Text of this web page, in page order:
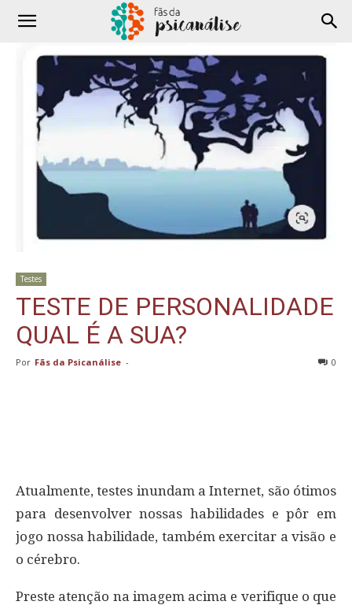
Testes
TESTE DE PERSONALIDADE
QUAL É A SUA?
Por Fãs da Psicanálise - 0
Atualmente, testes inundam a Internet, são ótimos
para desenvolver nossas habilidades e pôr em
jogo nossa habilidade, também exercitar a visão e
o cérebro.
Preste atenção na imagem acima e verifique o que